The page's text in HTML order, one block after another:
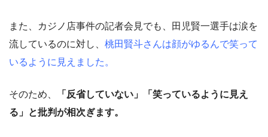
また、カジノ店事件の記者会見でも、田児賢一選手は涙を
流しているのに対し、 桃田賢斗さんは顔がゆるんで笑って
いるように見えました。
そのため、
「反省していない」「笑っているように見え
る」と批判が相次ぎます。